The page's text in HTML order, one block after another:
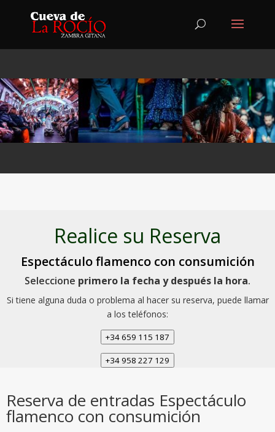
Realice su Reserva
Espectáculo flamenco con consumición
Seleccione primero la fecha y después la hora.
Si tiene alguna duda o problema al hacer su reserva, puede llamar
a los teléfonos:
+34 659 115 187
+34 958 227 129
Reserva de entradas Espectáculo
flamenco con consumición